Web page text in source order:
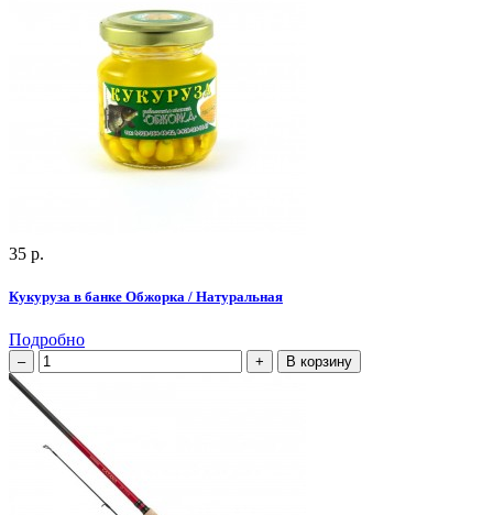
35 р.
Кукуруза в банке Обжорка / Натуральная
Подробно
В корзину